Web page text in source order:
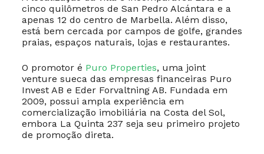
cinco quilômetros de San Pedro Alcántara e a
apenas 12 do centro de Marbella. Além disso,
está bem cercada por campos de golfe, grandes
praias, espaços naturais, lojas e restaurantes.
O promotor é Puro Properties, uma joint
venture sueca das empresas financeiras Puro
Invest AB e Eder Forvaltning AB. Fundada em
2009, possui ampla experiência em
comercialização imobiliária na Costa del Sol,
embora La Quinta 237 seja seu primeiro projeto
de promoção direta.